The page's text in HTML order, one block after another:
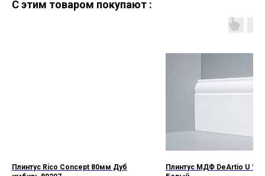
C этим товаром покупают :
Плинтус Rico Concept 80мм Дуб
Плинтус МДФ DeArtio U